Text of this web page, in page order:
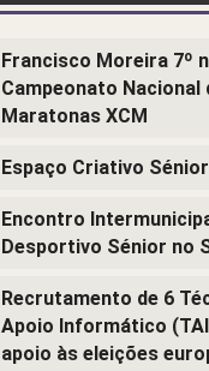
Francisco Moreira 7º
Campeonato Nacional
Maratonas XCM
Espaço Criativo Sénior
Encontro
Desportivo Sénior no
Recrutamento de 6
Apoio Informático
apoio às eleições